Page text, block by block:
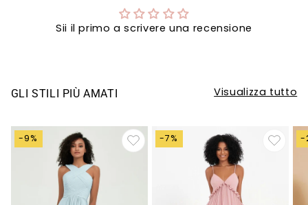
Sii il primo a scrivere una recensione
GLI STILI PIÙ AMATI Visualizza tutto
-9% -7% -